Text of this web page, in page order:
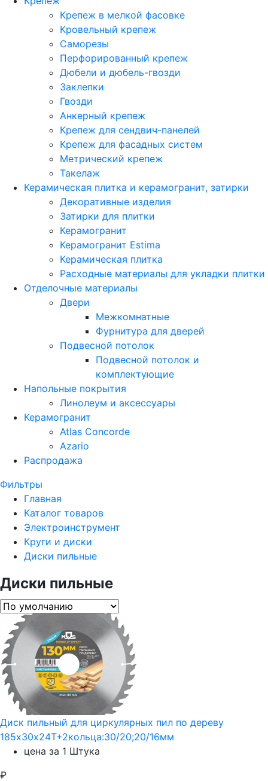
Крепеж в мелкой фасовке
Кровельный крепеж
Саморезы
Перфорированный крепеж
Дюбели и дюбель-гвозди
Заклепки
Гвозди
Анкерный крепеж
Крепеж для сендвич-панелей
Крепеж для фасадных систем
Метрический крепеж
Такелаж
Керамическая плитка и керамогранит, затирки
Декоративные изделия
Затирки для плитки
Керамогранит
Керамогранит Estima
Керамическая плитка
Расходные материалы для укладки плитки
Отделочные материалы
Двери
Межкомнатные
Фурнитура для дверей
Подвесной потолок
Подвесной потолок и
комплектующие
Напольные покрытия
Линолеум и аксессуары
Керамогранит
Atlas Concorde
Azario
Распродажа
Фильтры
Главная
Каталог товаров
Электроинструмент
Круги и диски
Диски пильные
Диски пильные
Диск пильный для циркулярных пил по дереву
185х30х24T+2кольца:30/20;20/16мм
цена за 1 Штука
₽